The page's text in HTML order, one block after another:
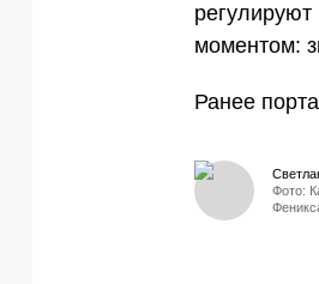
моментом:
Ранее
Фото: